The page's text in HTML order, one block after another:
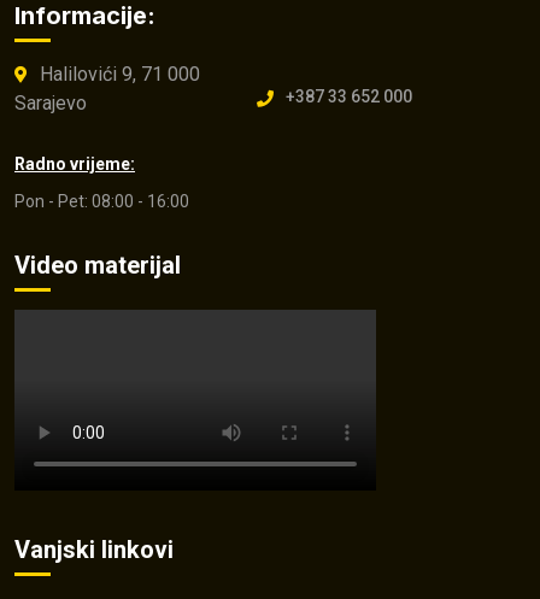
Informacije:
Halilovići 9, 71 000
Sarajevo
+387 33 652 000
Radno vrijeme:
Pon - Pet: 08:00 - 16:00
Video materijal
Vanjski linkovi